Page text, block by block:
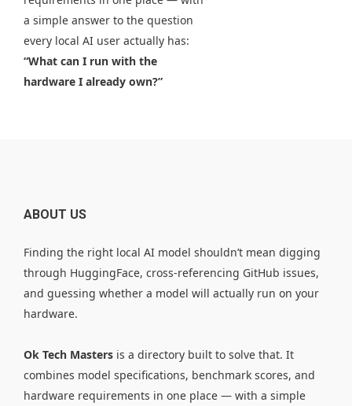
a simple answer to the question
every local AI user actually has:
“What can I run with the
hardware I already own?”
ABOUT US
Finding the right local AI model shouldn’t mean digging
through HuggingFace, cross-referencing GitHub issues,
and guessing whether a model will actually run on your
hardware.
Ok Tech Masters is a directory built to solve that. It
combines model specifications, benchmark scores, and
hardware requirements in one place — with a simple